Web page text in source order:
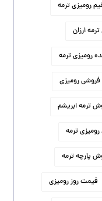
رومیزی ترمه
ارزان
رومیزی ترمه
رومیزی
ترمه ابریشم
ترمه
پارچه ترمه
قیمت روز رومیزی